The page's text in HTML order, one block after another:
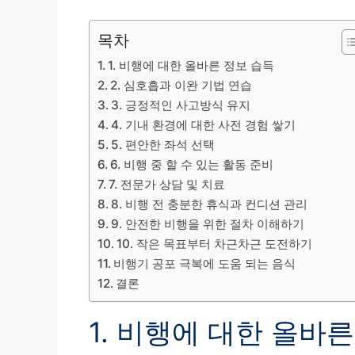
목차
1. 비행에 대한 올바른 정보 습득
2. 심호흡과 이완 기법 연습
3. 긍정적인 사고방식 유지
4. 기내 환경에 대한 사전 경험 쌓기
5. 편안한 좌석 선택
6. 비행 중 할 수 있는 활동 준비
7. 전문가 상담 및 치료
8. 비행 전 충분한 휴식과 컨디션 관리
9. 안전한 비행을 위한 절차 이해하기
10. 작은 목표부터 차근차근 도전하기
비행기 공포 극복에 도움 되는 음식
결론
1. 비행에 대한 올바